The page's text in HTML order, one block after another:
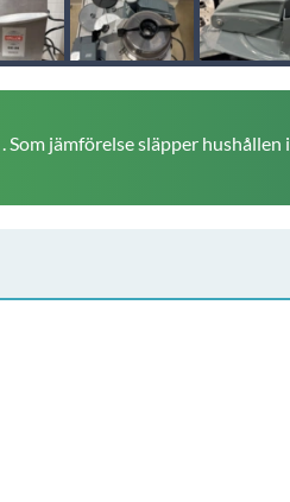
. Som jämförelse släpper hushållen i